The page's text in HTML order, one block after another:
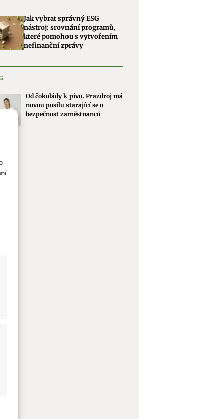
Jak vybrat správný ESG
nástroj: srovnání programů,
které pomohou s vytvořením
nefinanční zprávy
Od čokolády k pivu. Prazdroj má
novou posilu starající se o
bezpečnost zaměstnanců